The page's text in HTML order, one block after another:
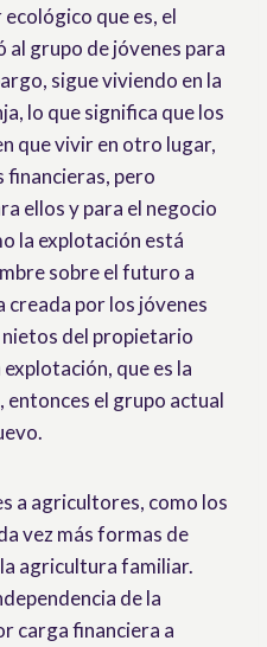
que es, el
grupo de jóvenes para
sigue viviendo en la
lo que significa que los
que vivir en otro lugar,
financieras, pero
ellos y para el negocio
la explotación está
sobre el futuro a
creada por los jóvenes
del propietario
que es la
el grupo actual
a agricultores, como los
vez más formas de
agricultura familiar.
de la
carga financiera a